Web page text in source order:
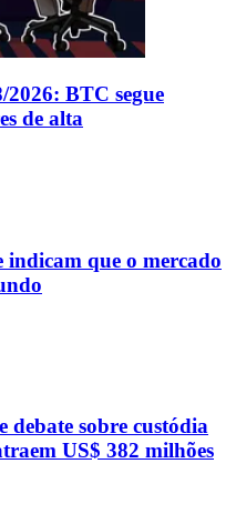
BTC segue
de alta
indicam que o mercado
debate sobre custódia
US$ 382 milhões